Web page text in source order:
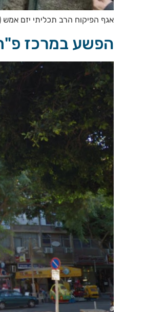
אגף הפיקוח הרב תכליתי יזם אמש
הפשע במרכז פ"ת: גבר בן 30 נדקר